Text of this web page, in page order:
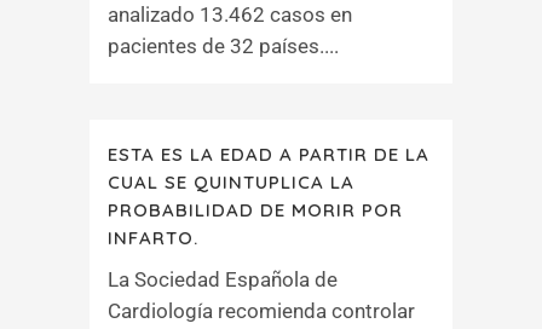
analizado 13.462 casos en
pacientes de 32 países....
ESTA ES LA EDAD A PARTIR DE LA
CUAL SE QUINTUPLICA LA
PROBABILIDAD DE MORIR POR
INFARTO.
La Sociedad Española de
Cardiología recomienda controlar